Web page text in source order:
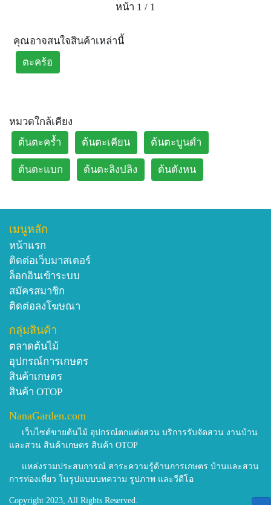
เปลือกนำมาต้มกับน้ำดื่มเป็นยาแก้ฝีหนอง (ส่วนแก่นตะคร้อก็
น้ำมันจากเมล็ดสามารถนำมาใช้นวดแก้อาการปวดไขข้อได้
(Palanuvej and Vipunngeun, 2008) (น้ำมันจากเมล็ด)[7]
น้ำมันจากเมล็ดตะคร้อ ช่วยแก้ผมร่วง (น้ำมันจากเมล็ด)[1],
ไหม้ได้ (Palanuvej and Vipunngeun, 2008) (น้ำมันจากเมล็ด)
[7]
ข้อมูลทางเภสัชวิทยาของตะคร้อ
มีการศึกษาฤทธิ์ของสารสกัดจากเปลือกและลำต้นของต้น
ตะคร้อพบว่า สามารถช่วยลดการเกิดอนุมูลอิสระที่เป็นสาเหตุ
al., 2010) และมีฤทธิ์ในต้านการเจริญเติบโตของเชื้อราและ
แบคทีเรีย (Ghosh et al., 2011)[7]
ประโยชน์ของตะคร้อ
ผลสุกหรือเนื้อหุ้มเมล็ดใสสีเหลืองและฉ่ำน้ำ มีรสเปรี้ยว ใช้รับ
ประทานเป็นผลไม้ได้ โดยจะนิยมรับประทานกันมากในภาค
ตะวันออกเฉียงเหนือ และเนื่องจากเนื้อผลมีฤทธิ์เป็นยาระบาย
การรับประทานมากเกินไปอาจทำให้ท้องเสียได้[1],[2],[4],[6]
หวานมากก็นำมากินกับข้าวได้ ส่วนเปลือกผลส่วนก้นสามารถ
นำมาตำใส่เปลือก ผสมกับเนื้อ หรือนำมาตำเหมือนตำส้ม
ตำ[9] นอกจากนี้ยังสามารถนำผลมาทำเป็นอาหารหวานได้อีก
หลายชนิด เช่น ตะคร้อแก้ว น้ำตะคร้อ ลูกกวาดตะคร้อ แยม
ไวน์ เป็นต้น[10]
กินกับตำเหมี่ยงโค่น กินกับใบส้มกบ ส้มลม ตำใส่เครื่องข่า
ตะไคร้ พริก)[9]
ใบอ่อนตะคร้อสามารถนำมาใช้รับประทานเป็นผักแกล้มกับ
อาหารอีสานได้[3],[9]
เมล็ดใช้รับประทานได้แต่อย่าเกิน 3 เม็ด เพราะจะทำให้เมา
หรือที่นิยมก็คือนำมาสกัดทำเป็นน้ำมันสำหรับเป็นยาสมุนไพร
หน้า 1 / 1
คุณอาจสนใจสินค้าเหล่านี้
ตะคร้อ
หมวดใกล้เคียง
ต้นตะคร้ำ
ต้นตะเคียน ต้นตะบูนดำ
ต้นตะแบก ต้นตะลิงปลิง ต้นตังหน
เมนูหลัก
หน้าแรก
ติดต่อเว็บมาสเตอร์
ล็อกอินเข้าระบบ
สมัครสมาชิก
ติดต่อลงโฆษณา
กลุ่มสินค้า
ตลาดต้นไม้
อุปกรณ์การเกษตร
สินค้าเกษตร
สินค้า OTOP
NanaGarden.com
เว็บไซต์ขายต้นไม้ อุปกรณ์ตกแต่งสวน บริการรับจัดสวน งานบ้าน
และสวน สินค้าเกษตร สินค้า OTOP
แหล่งรวมประสบการณ์ สาระความรู้ด้านการเกษตร บ้านและสวน
การท่องเที่ยว ในรูปแบบบทความ รูปภาพ และวีดีโอ
Copyright 2023, All Rights Reserved.